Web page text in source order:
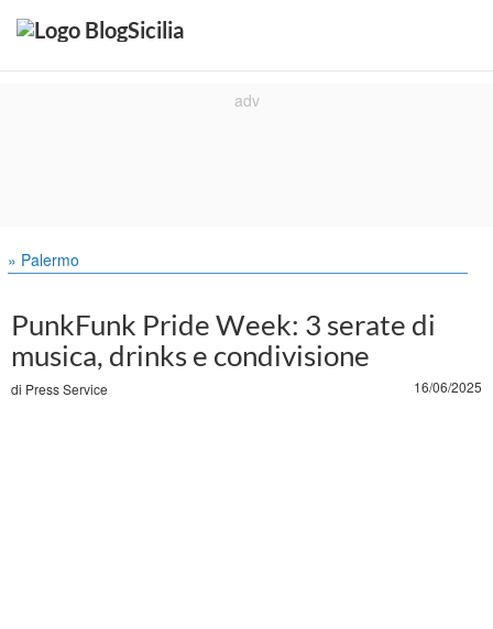
» Palermo
PunkFunk Pride Week: 3 serate di
musica, drinks e condivisione
di Press Service 16/06/2025